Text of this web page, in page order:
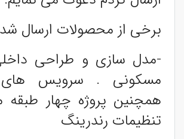
برخی از محصولات ارسال
-مدل سازی و طراحی
مسکونی . سرویس های
همچنین پروژه چهار طبقه
تنظیمات رندرینگ